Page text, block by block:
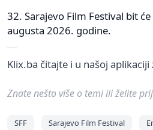
32. Sarajevo Film Festival bit
augusta 2026. godine.
Klix.ba čitajte i u našoj aplikaciji
Znate nešto više o temi ili želite
SFF Sarajevo Film Festival